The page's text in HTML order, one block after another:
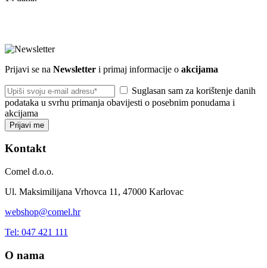
Prijavi se na Newsletter i primaj informacije o akcijama
Suglasan sam za korištenje danih
podataka u svrhu primanja obavijesti o posebnim ponudama i
akcijama
Prijavi me
Kontakt
Comel d.o.o.
Ul. Maksimilijana Vrhovca 11, 47000 Karlovac
webshop@comel.hr
Tel: 047 421 111
O nama